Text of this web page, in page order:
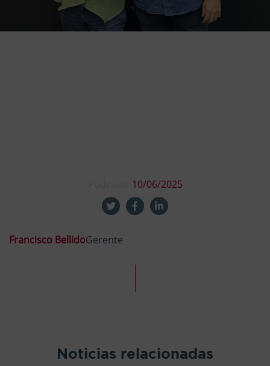
10/06/2025
Francisco BellidoGerente
Noticias relacionadas